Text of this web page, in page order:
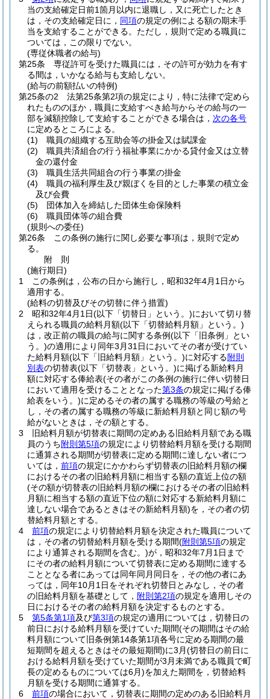
当の支給確定日前1箇月以内に退職し，又に死亡したとき
は，その支給確定日に， 同項の規定の例による額の期末手
当を支給することができる。 ただし，規則で定める職員に
ついては，この限りでない。
(専従休職者の給与)
第25条
専従許可を受けた職員には，その許可が効力を有す
る間は，いかなる給与も支給しない。
(給与の前額払いの特例)
第25条の2
法第25条第2項の規定により，特に法律で定めら
れたもののほか，職員に支給すべき給与からその給与の一
部を減額控除して支給することができる場合は， 次の各号
に定めるところによる。
(1)
職員の組織する互助会等の掛金又は賦課金
(2)
職員共済組合の行う福祉事業にかかる貸付金又は立替
金の還付金
(3)
職員生活共同組合の行う事業の掛金
(4)
職員の福利厚生及び親ぼくを目的とした事業の積立金
及び会費
(5)
団体加入を締結した団体生命保険料
(6)
職員団体等の組合費
(規則への委任)
第26条
この条例の施行に関し必要な事項は，規則で定め
る。
附 則
(施行期日)
1
この条例は，公布の日から施行し，昭和32年4月1日から
適用する。
(給料の切替及びその切替に伴う措置)
2
昭和32年4月1日(以下「切替日」という。)において切り替
えられる職員の給料月額(以下「切替給料月額」という。)
は，改正前の職員の給与に関する条例(以下「旧条例」とい
う。)の適用により同年3月31日においてその者が受けてい
た給料月額(以下「旧給料月額」という。)に対応する附則
別表の切替表(以下「切替表」という。)に掲げる新給料月
額に対応する俸給表(その者がこの条例の施行に伴い切替日
において適用を受けることとなった第3条の規定に掲げる俸
給表をいう。)に定めるその者の属する職務の等級の号給と
し，その者の属する職務の等級に新給料月額と同じ額の号
給がないときは，その額とする。
3
旧給料月額が切替表に期間の定めある旧給料月額である職
員のうち附則第5項の規定により切替給料月額を受ける期間
に通算される期間が切替表に定める期間に達しない者につ
いては， 前項の規定にかかわらず切替表の旧給料月額の欄
におけるその者の旧給料月額に相当する額の直近上位の額
(その額が切替表の旧給料月額の欄におけるその者の旧給料
月額に相当する額の直近下位の額に対応する新給料月額に
達しない場合であるときはその新給料月額)を，その者の切
替給料月額とする。
4
前項の規定により切替給料月額を決定された職員について
は，その者の切替給料月額を受ける期間(附則第5項の規定
により通算される期間を含む。)が，昭和32年7月1日まで
にその者の給料月額について切替表に定める期間に達する
こととなる者にあっては同年同月同日を，その他の者にあ
っては，同年10月1日をそれぞれ切替日とみなし，その者
の旧給料月額を基礎として， 附則第2項の規定を適用しその
日におけるその者の給料月額を決定するものとする。
5
第5条第1項及び第3項の規定の適用については，切替日の
前日における給料月額を受けていた期間(その期間はその給
料月額について旧条例第14条第1項各号に定める期間の最
短期間を超えるときはその最短期間)に3月(切替日の前日に
おける給料月額を受けていた期間が3月未満である職員で町
長の定めるものについては6月)を加えた期間を，切替給料
月額を受ける期間に通算する。
6
前項の場合において，切替表に期間の定めのある旧給料月